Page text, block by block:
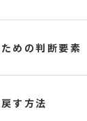
めの判断要素
す方法